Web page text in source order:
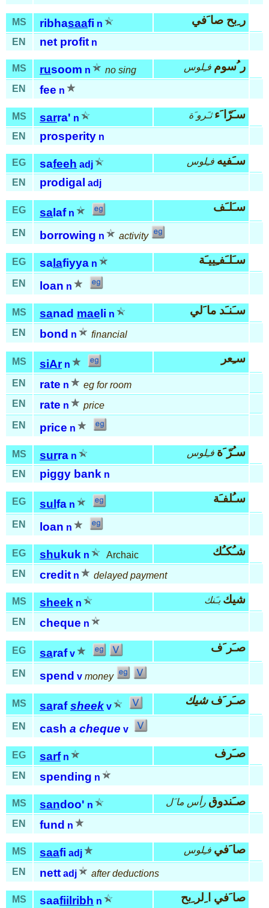
MS ribhasaafi n ر ِبح صا َفي
EN net profit n
MS rusoom n no sing ر ُسوم فـِلوس
EN fee n
MS sarra' n سـَرّا َء ثـَرو َة
EN prosperity n
EG safeeh adj سـَفيه فـِلوس
EN prodigal adj
EG sa laf n سـَلـَف
EN borrowing n activity
EG sa lafiyya n سـَلـَفـِييـَة
EN loan n
MS sanad mae li n سـَنـَد ما َلي
EN bond n financial
MS siAr n سـِعر
EN rate n
eg for room
EN
rate n
price
EN
price n
MS surra n سـُرّ َة فـِلوس
EN piggy bank n
EG sul fa n سـُلفـَة
EN loan n
EG shu kuk n Archaic شـُكـُك
EN credit n delayed payment
MS sheek n شيك بـَنك
EN cheque n
EG saraf v صـَر َف
EN spend v money
MS sarafsheek v صـَر َفشيك
EN cash a cheque v
EG sarf n صـَرف
EN spending n
MS sandoo' n صـَندوق رأس ما َل
EN fund n
MS saafi adj صا َفي فـِلوس
EN nett adj after deductions
MS saafiil ribh n صا َفي ا ِلر ِبح